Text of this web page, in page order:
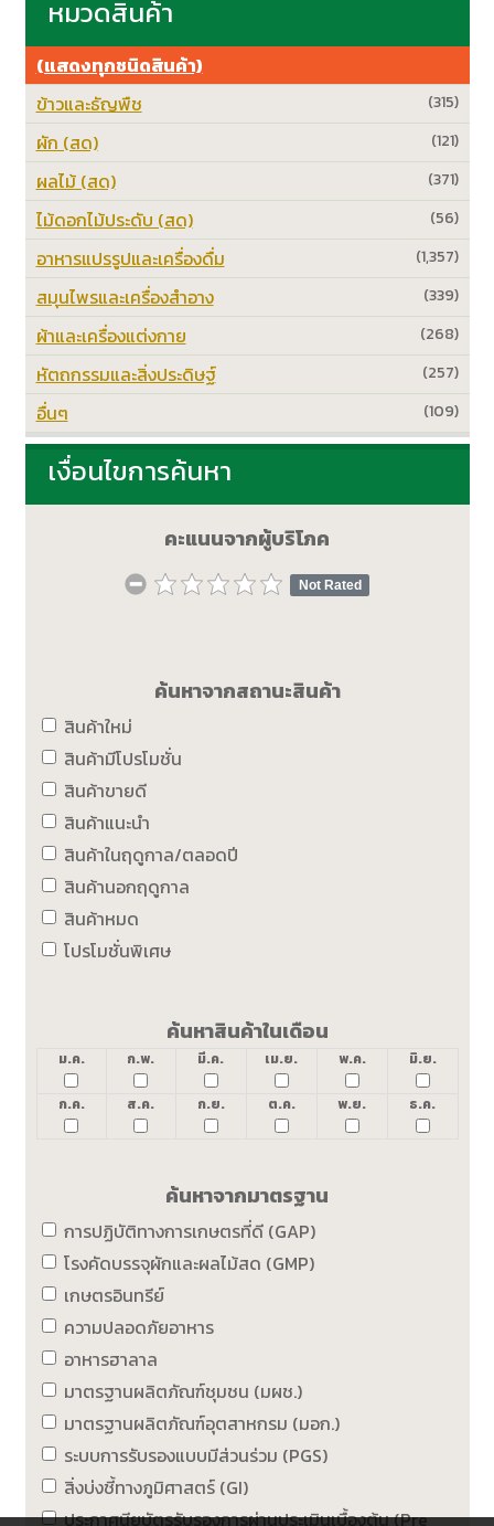
หมวดสินค้า
(แสดงทุกชนิดสินค้า)
(315)
ข้าวและธัญพืช
(121)
ผัก (สด)
(371)
ผลไม้ (สด)
(56)
ไม้ดอกไม้ประดับ (สด)
(1,357)
อาหารแปรรูปและเครื่องดื่ม
(339)
สมุนไพรและเครื่องสำอาง
(268)
ผ้าและเครื่องแต่งกาย
(257)
หัตถกรรมและสิ่งประดิษฐ์
(109)
อื่นๆ
เงื่อนไขการค้นหา
คะแนนจากผู้บริโภค
Not Rated
ค้นหาจากสถานะสินค้า
สินค้าใหม่
สินค้ามีโปรโมชั่น
สินค้าขายดี
สินค้าแนะนำ
สินค้าในฤดูกาล/ตลอดปี
สินค้านอกฤดูกาล
สินค้าหมด
โปรโมชั่นพิเศษ
ค้นหาสินค้าในเดือน
ม.ค. ก.พ. มี.ค. เม.ย. พ.ค. มิ.ย.
ก.ค. ส.ค. ก.ย. ต.ค. พ.ย. ธ.ค.
ค้นหาจากมาตรฐาน
การปฏิบัติทางการเกษตรที่ดี (GAP)
โรงคัดบรรจุผักและผลไม้สด (GMP)
เกษตรอินทรีย์
ความปลอดภัยอาหาร
อาหารฮาลาล
มาตรฐานผลิตภัณฑ์ชุมชน (มผช.)
มาตรฐานผลิตภัณฑ์อุตสาหกรม (มอก.)
ระบบการรับรองแบบมีส่วนร่วม (PGS)
สิ่งบ่งชี้ทางภูมิศาสตร์ (GI)
ประกาศนียบัตรรับรองการผ่านประเมินเบื้องต้น (Pre